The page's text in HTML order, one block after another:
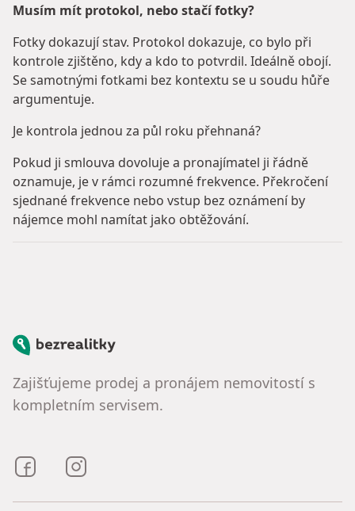
Musím mít protokol, nebo stačí fotky?
Fotky dokazují stav. Protokol dokazuje, co bylo při
kontrole zjištěno, kdy a kdo to potvrdil. Ideálně obojí.
Se samotnými fotkami bez kontextu se u soudu hůře
argumentuje.
Je kontrola jednou za půl roku přehnaná?
Pokud ji smlouva dovoluje a pronajímatel ji řádně
oznamuje, je v rámci rozumné frekvence. Překročení
sjednané frekvence nebo vstup bez oznámení by
nájemce mohl namítat jako obtěžování.
Bezrealitky
Zajišťujeme prodej a pronájem nemovitostí s
kompletním servisem.
Bezrealitky na Facebooku